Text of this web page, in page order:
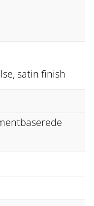
satin finish